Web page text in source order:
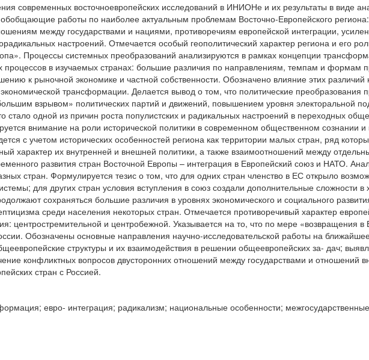
современных восточноевропейских исследований в ИНИОНе и их результаты в виде
работы по наиболее актуальным проблемам Восточно-Европейского
между государствами и нациями, противоречиям европейской интеграции,
настроений. Отмечается особый геополитический характер региона и его
Процессы системных преобразований анализируются в рамках концепции
в изучаемых странах: большие различия по направлениям, темпам и формам
к рыночной экономике и частной собственности. Обозначено влияние этих
трансформации. Делается вывод о том, что политические преобразования
взрывом» политических партий и движений, повышением уровня электоральной
одной из причин роста популистских и радикальных настроений в переходных
внимание на роли исторической политики в современном общественном сознании
с учетом исторических особенностей региона как территории малых стран, ряд
характер их внутренней и внешней политики, а также взаимоотношений между
развития стран Восточной Европы – интеграция в Европейский союз и НАТО.
стран. Формулируется тезис о том, что для одних стран членство в ЕС открыло
для других стран условия вступления в союз создали дополнительные сложности
сохраняться большие различия в уровнях экономического и социального
среди населения некоторых стран. Отмечается противоречивый характер
центростремительной и центробежной. Указывается на то, что по мере «возвращения в
Обозначены основные направления научно-исследовательской работы на
структуры и их взаимодействия в решении общеевропейских за- дач;
конфликтных вопросов двусторонних отношений между государствами и отношений
стран с Россией.
евро- интеграция; радикализм; национальные особенности;